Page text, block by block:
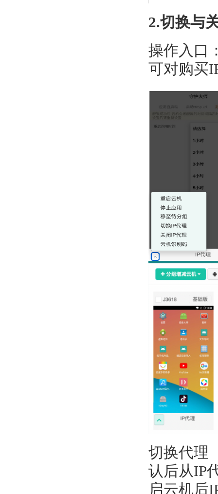
2.切换与
操作入口
可对购买
切换代理
认后从IP
启云机后